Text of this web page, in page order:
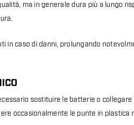
ma in generale dura più a lungo
in caso di danni, prolungando
sostituire le batterie o collegare
occasionalmente le punte in plastica